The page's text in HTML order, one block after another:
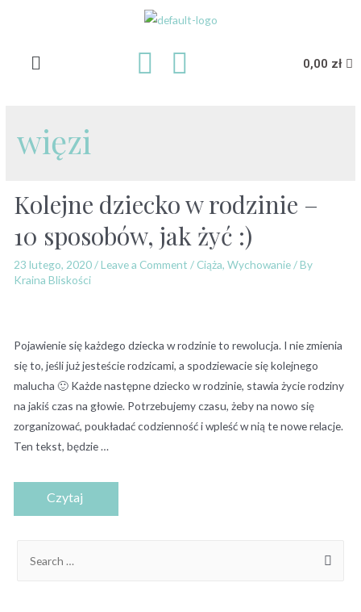
0,00 zł
więzi
Kolejne dziecko w rodzinie –
10 sposobów, jak żyć :)
23 lutego, 2020/Leave a Comment / Ciąża,Wychowanie/ By
Kraina Bliskości
Pojawienie się każdego dziecka w rodzinie to rewolucja. I nie zmienia
się to, jeśli już jesteście rodzicami, a spodziewacie się kolejnego
malucha 🙂 Każde następne dziecko w rodzinie, stawia życie rodziny
na jakiś czas na głowie. Potrzebujemy czasu, żeby na nowo się
zorganizować, poukładać codzienność i wpleść w nią te nowe relacje.
Ten tekst, będzie …